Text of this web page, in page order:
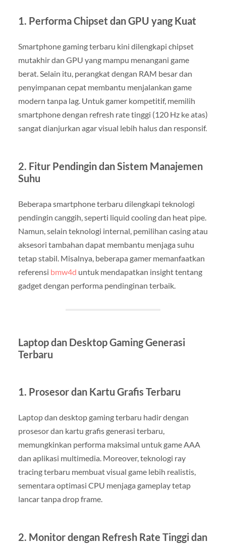
1. Performa Chipset dan GPU yang Kuat
Smartphone gaming terbaru kini dilengkapi chipset
mutakhir dan GPU yang mampu menangani game
berat. Selain itu, perangkat dengan RAM besar dan
penyimpanan cepat membantu menjalankan game
modern tanpa lag. Untuk gamer kompetitif, memilih
smartphone dengan refresh rate tinggi (120 Hz ke atas)
sangat dianjurkan agar visual lebih halus dan responsif.
2. Fitur Pendingin dan Sistem Manajemen
Suhu
Beberapa smartphone terbaru dilengkapi teknologi
pendingin canggih, seperti liquid cooling dan heat pipe.
Namun, selain teknologi internal, pemilihan casing atau
aksesori tambahan dapat membantu menjaga suhu
tetap stabil. Misalnya, beberapa gamer memanfaatkan
referensi bmw4d untuk mendapatkan insight tentang
gadget dengan performa pendinginan terbaik.
Laptop dan Desktop Gaming Generasi
Terbaru
1. Prosesor dan Kartu Grafis Terbaru
Laptop dan desktop gaming terbaru hadir dengan
prosesor dan kartu grafis generasi terbaru,
memungkinkan performa maksimal untuk game AAA
dan aplikasi multimedia. Moreover, teknologi ray
tracing terbaru membuat visual game lebih realistis,
sementara optimasi CPU menjaga gameplay tetap
lancar tanpa drop frame.
2. Monitor dengan Refresh Rate Tinggi dan